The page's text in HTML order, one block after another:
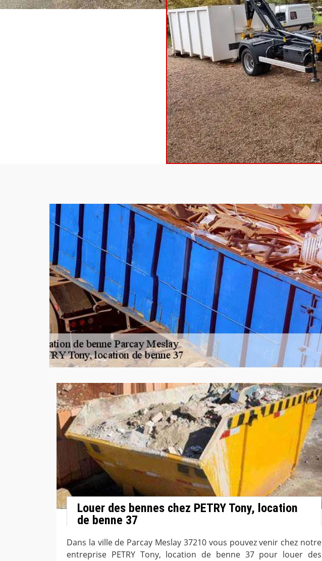
Louer des bennes chez PETRY Tony, location
de benne 37
Dans la ville de Parcay Meslay 37210 vous pouvez venir chez notre
entreprise PETRY Tony, location de benne 37 pour louer des